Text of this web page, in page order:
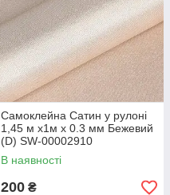
Самоклейна Сатин у рулоні
1,45 м х1м х 0.3 мм Бежевий
(D) SW-00002910
В наявності
200 ₴